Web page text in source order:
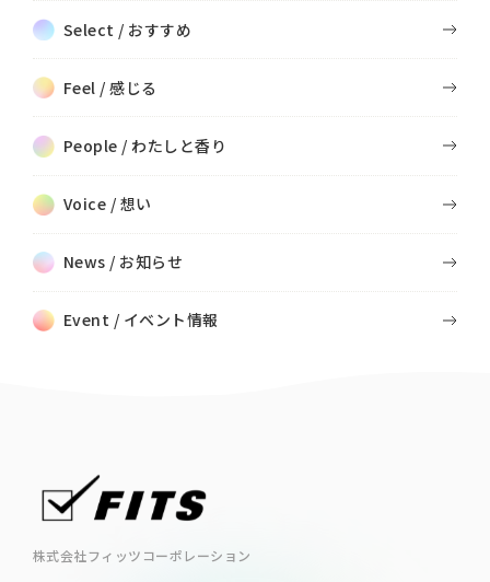
Select / おすすめ
Feel / 感じる
People / わたしと香り
Voice / 想い
News / お知らせ
Event / イベント情報
株式会社フィッツコーポレーション